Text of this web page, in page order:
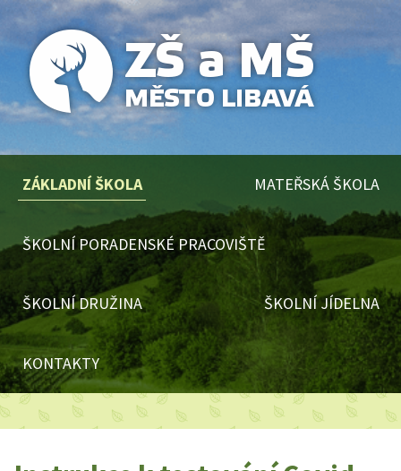
ZÁKLADNÍ ŠKOLA MATEŘSKÁ ŠKOLA
ŠKOLNÍ PORADENSKÉ PRACOVIŠTĚ
ŠKOLNÍ DRUŽINA ŠKOLNÍ JÍDELNA
KONTAKTY